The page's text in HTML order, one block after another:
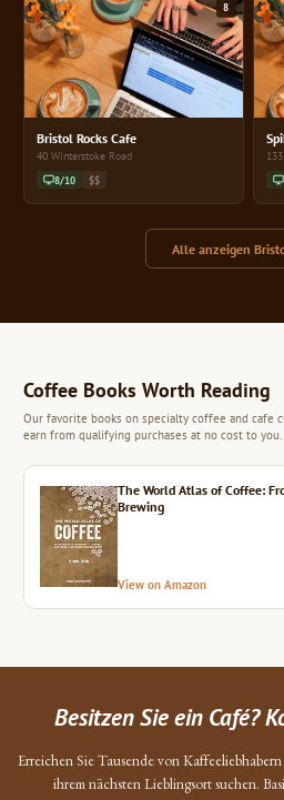
8
Bristol Rocks Cafe
40 Winterstoke Road
8/10 $$
Alle anzeigen
Coffee Books Worth Reading
Our favorite books on specialty coffee and cafe
earn from qualifying purchases at no cost to you.
The World Atlas of Coffee:
Brewing
View on Amazon
Besitzen Sie ein Café?
Erreichen Sie Tausende von
ihrem nächsten Lieblingsort suchen.